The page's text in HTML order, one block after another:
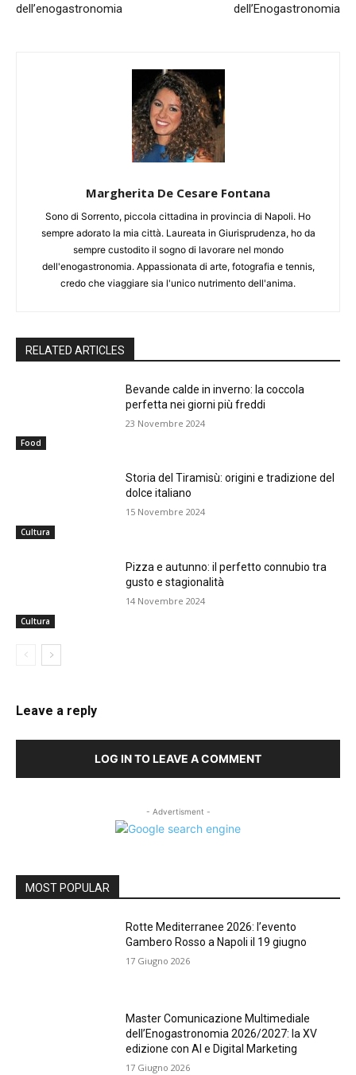
dell’enogastronomia
dell’Enogastronomia
Margherita De Cesare Fontana
Sono di Sorrento, piccola cittadina in provincia di Napoli. Ho
sempre adorato la mia città. Laureata in Giurisprudenza, ho da
sempre custodito il sogno di lavorare nel mondo
dell'enogastronomia. Appassionata di arte, fotografia e tennis,
credo che viaggiare sia l'unico nutrimento dell'anima.
RELATED ARTICLES
Food
Bevande calde in inverno: la coccola
perfetta nei giorni più freddi
23 Novembre 2024
Cultura
Storia del Tiramisù: origini e tradizione del
dolce italiano
15 Novembre 2024
Cultura
Pizza e autunno: il perfetto connubio tra
gusto e stagionalità
14 Novembre 2024
Leave a reply
LOG IN TO LEAVE A COMMENT
- Advertisment -
MOST POPULAR
Rotte Mediterranee 2026: l’evento
Gambero Rosso a Napoli il 19 giugno
17 Giugno 2026
Master Comunicazione Multimediale
dell’Enogastronomia 2026/2027: la XV
edizione con AI e Digital Marketing
17 Giugno 2026